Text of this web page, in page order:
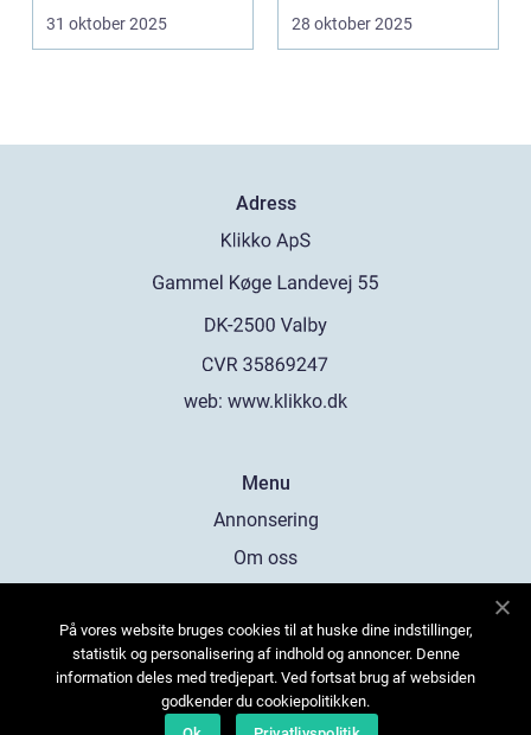
31 oktober 2025
intellektuellt ka...
28 oktober 2025
Adress
web: www.klikko.dk
Menu
Annonsering
Om oss
Kontakta oss
Sitemap
På vores website bruges cookies til at huske dine indstillinger,
statistik og personalisering af indhold og annoncer. Denne
information deles med tredjepart. Ved fortsat brug af websiden
godkender du cookiepolitikken.